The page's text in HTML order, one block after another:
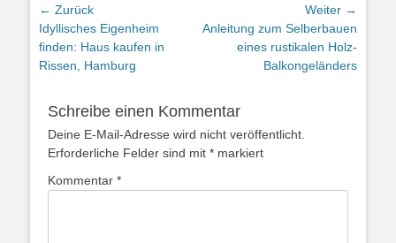
Beitragsnavigation
← Zurück
Vorheriger
Beitrag:
Idyllisches Eigenheim
finden: Haus kaufen in
Rissen, Hamburg
Weiter →
Nächster
Beitrag:
Anleitung zum Selberbauen
eines rustikalen Holz-
Balkongeländers
Schreibe einen Kommentar
Deine E-Mail-Adresse wird nicht veröffentlicht.
Erforderliche Felder sind mit * markiert
Kommentar *